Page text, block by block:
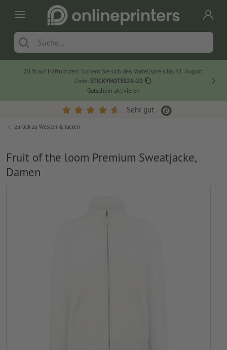
20 % auf Haftnotizen: Sichern Sie sich den Vorteilspreis bis 31. August.
Code: STICKYNOTES26-20
Gutschein aktivieren
Sehr gut
zurück zu Westen & Jacken
Fruit of the loom Premium Sweatjacke,
Damen